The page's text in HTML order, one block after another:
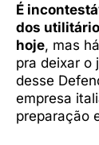
É
dos
hoje, mas
pra deixar o
desse
empresa
preparação